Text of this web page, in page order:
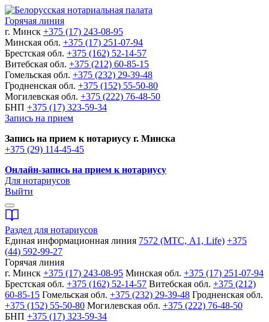
Горячая линия
г. Минск +375 (17) 243-08-95
Минская обл. +375 (17) 251-07-94
Брестская обл. +375 (162) 52-14-57
Витебская обл. +375 (212) 60-85-15
Гомельская обл. +375 (232) 29-39-48
Гродненская обл. +375 (152) 55-50-80
Могилевская обл. +375 (222) 76-48-50
БНП +375 (17) 323-59-34
Запись на прием
Запись на прием к нотариусу г. Минска
+375 (29) 114-45-45
Онлайн-запись на прием к нотариусу
Для нотариусов
Выйти
Раздел для нотариусов
Единая информационная линия 7572 (МТС, A1, Life) +375
(44) 592-99-27
Горячая линия
г. Минск +375 (17) 243-08-95 Минская обл. +375 (17) 251-07-94
Брестская обл. +375 (162) 52-14-57 Витебская обл. +375 (212)
60-85-15 Гомельская обл. +375 (232) 29-39-48 Гродненская обл.
+375 (152) 55-50-80 Могилевская обл. +375 (222) 76-48-50
БНП +375 (17) 323-59-34